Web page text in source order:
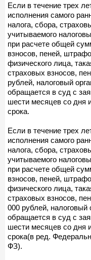
Если в течение трех
исполнения самого
налога, сбора,
учитываемого
при расчете общей
взносов, пеней,
физического лица,
страховых взносов,
рублей, налоговый
обращается в суд с
шести месяцев со дня
срока.
Если в течение трех
исполнения самого
налога, сбора,
учитываемого
при расчете общей
взносов, пеней,
физического лица,
страховых взносов,
000 рублей, налоговый
обращается в суд с
шести месяцев со дня
срока(в ред.
ФЗ).